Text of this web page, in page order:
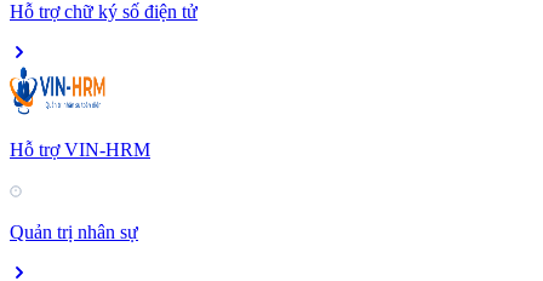
Hỗ trợ chữ ký số điện tử
Hỗ trợ VIN-HRM
Quản trị nhân sự